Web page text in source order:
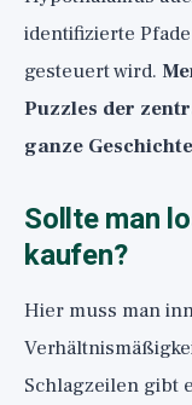
identifizierte
gesteuert wird.
Puzzles der
ganze Geschichte
Sollte man
kaufen?
Hier muss man
Schlagzeilen gibt